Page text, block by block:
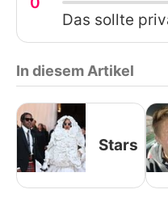
Das sollte
In diesem Artikel
Stars